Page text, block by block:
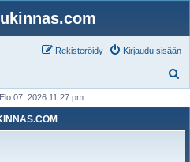
Kirjaudu sisään
Rekisteröidy
i
07, 2026 11:27 pm